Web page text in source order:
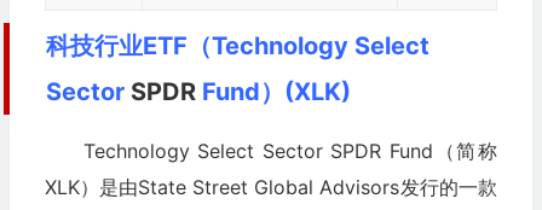
科技行业ETF（Technology Select
Sector SPDRFund）(XLK)
Technology Select Sector SPDR Fund（简称
XLK）是由State Street Global Advisors发行的一款